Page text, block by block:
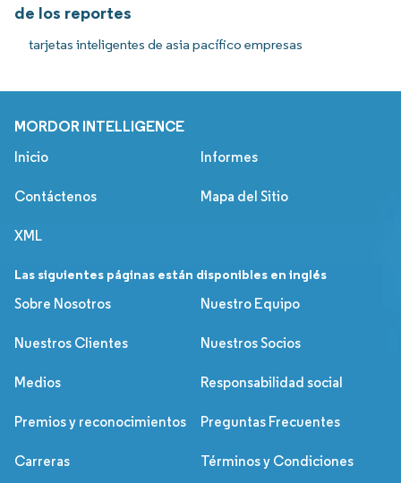
de los reportes
tarjetas inteligentes de asia pacífico empresas
MORDOR INTELLIGENCE
Inicio Informes
Contáctenos Mapa del Sitio
XML
Las siguientes páginas están disponibles en inglés
Sobre Nosotros
Nuestro Equipo
Nuestros Clientes Nuestros Socios
Medios Responsabilidad social
Premios y reconocimientos Preguntas Frecuentes
Carreras Términos y Condiciones